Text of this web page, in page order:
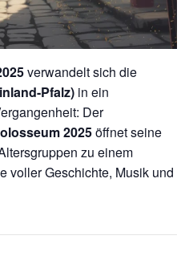
verwandelt sich die
Pfalz) in ein
Der
2025öffnet seine
zu einem
voller Geschichte, Musik und